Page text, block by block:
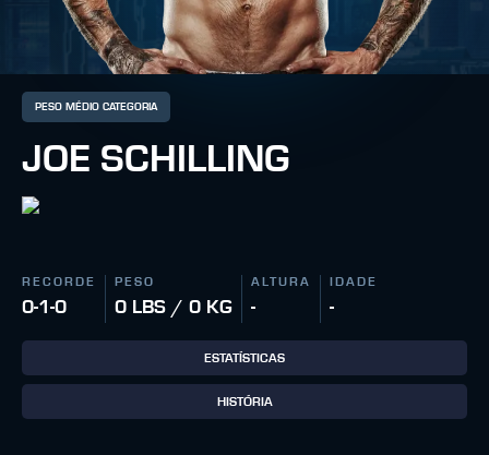
PESO MÉDIO CATEGORIA
JOE SCHILLING
RECORDE
0-1-0
PESO
0 LBS / 0 KG
ALTURA
-
IDADE
-
ESTATÍSTICAS
HISTÓRIA